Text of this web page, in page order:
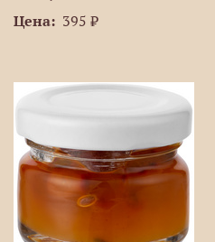
Цена: 395 ₽